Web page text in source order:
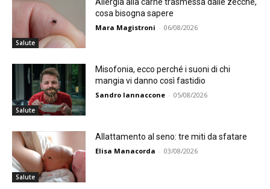
Salute
Allergia alla carne trasmessa dalle zecche,
cosa bisogna sapere
Mara Magistroni - 06/08/2026
Salute
Misofonia, ecco perché i suoni di chi
mangia vi danno così fastidio
Sandro Iannaccone - 05/08/2026
Salute
Allattamento al seno: tre miti da sfatare
Elisa Manacorda - 03/08/2026